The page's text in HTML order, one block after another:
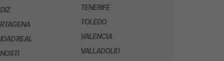
REAL
TENERIFE
TOLEDO
VALENCIA
VALLADOLID